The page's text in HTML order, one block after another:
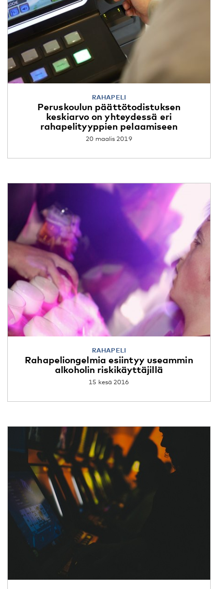
RAHAPELI
Peruskoulun päättötodistuksen
keskiarvo on yhteydessä eri
rahapelityyppien pelaamiseen
20 maalis 2019
RAHAPELI
Rahapeliongelmia esiintyy useammin
alkoholin riskikäyttäjillä
15 kesä 2016